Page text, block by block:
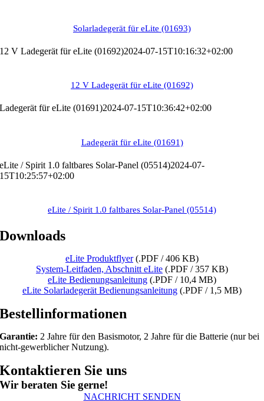
Solarladegerät für eLite (01693)
12 V Ladegerät für eLite (01692)2024-07-15T10:16:32+02:00
12 V Ladegerät für eLite (01692)
Ladegerät für eLite (01691)2024-07-15T10:36:42+02:00
Ladegerät für eLite (01691)
eLite / Spirit 1.0 faltbares Solar-Panel (05514)2024-07-
15T10:25:57+02:00
eLite / Spirit 1.0 faltbares Solar-Panel (05514)
Downloads
eLite Produktflyer(.PDF / 406 KB)
System-Leitfaden, Abschnitt eLite (.PDF / 357 KB)
eLite Bedienungsanleitung (.PDF / 10,4 MB)
eLite Solarladegerät Bedienungsanleitung (.PDF / 1,5 MB)
Bestellinformationen
Garantie: 2 Jahre für den Basismotor, 2 Jahre für die Batterie (nur bei
nicht-gewerblicher Nutzung).
Kontaktieren Sie uns
Wir beraten Sie gerne!
NACHRICHT SENDEN